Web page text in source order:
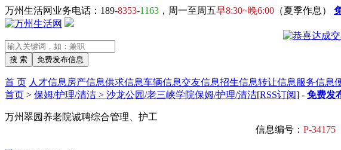
万州生活网业务电话：189-8353-1163 ，周一至周五早8:30~晚6:00 （夏季作息）
首 页 人才信息 房产信息供求信息车辆信息交友信息招生信息转让信息 服务信息
首页 > 保姆/护理/清洁 > 沙龙公园/老三峡学院保姆/护理/清洁[RSS订阅] - 免费发
万州翠园养老院诚聘综合管理、护工
信息编号： P-34175